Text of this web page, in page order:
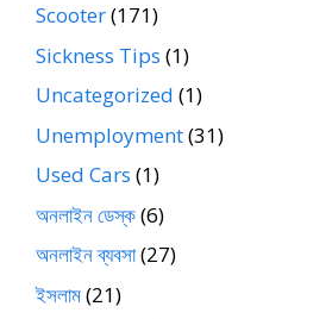
Scooter(171)
Sickness Tips (1)
Uncategorized (1)
Unemployment(31)
Used Cars (1)
অনলাইন ডেস্ক(6)
অনলাইন ব্যবসা(27)
ইসলাম(21)